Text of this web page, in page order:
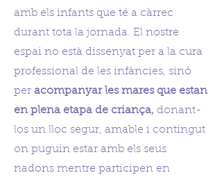
amb els infants que té a càrrec
durant tota la jornada. El nostre
espai no està dissenyat per a la cura
professional de les infàncies, sinó
per acompanyar les mares que estan
en plena etapa de criança, donant-
los un lloc segur, amable i contingut
on puguin estar amb els seus
nadons mentre participen en